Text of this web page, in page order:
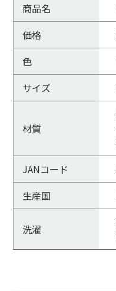
商品名
価格
色
サイズ
材質
JANコード
生産国
洗濯